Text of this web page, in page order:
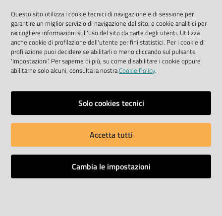
2003/98/CE e dal D. Lgs. n. 36/2006
SEGUICI SU
Facebook Biblioteche
Instagram
TwitterYouTube
Scarica le app
Mappa del sito
Questo sito utilizza i cookie tecnici di navigazione e di sessione per
garantire un miglior servizio di navigazione del sito, e cookie analitici per
raccogliere informazioni sull'uso del sito da parte degli utenti. Utilizza
anche cookie di profilazione dell'utente per fini statistici. Per i cookie di
profilazione puoi decidere se abilitarli o meno cliccando sul pulsante
'Impostazioni'. Per saperne di più, su come disabilitare i cookie oppure
abilitarne solo alcuni, consulta la nostraCookie Policy.
Solo cookies tecnici
Accetta tutti
Cambia le impostazioni